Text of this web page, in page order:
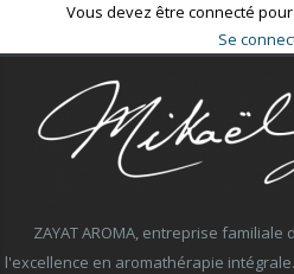
Vous devez être connecté
Se
ZAYAT AROMA, entreprise familiale
l'excellence en aromathérapie